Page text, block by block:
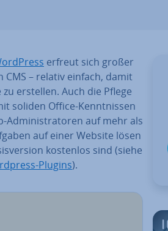
erfreut sich großer
CMS – relativ einfach, damit
erstellen. Auch die Pflege
soliden Office-Kennt­nis­sen
Ad­mi­nis­tra­to­ren auf mehr als
auf einer Website lösen
kostenlos sind (siehe
Plugins).